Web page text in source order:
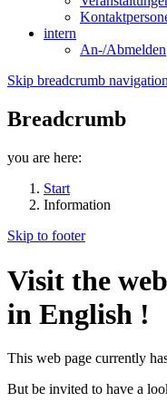
intern
An-/Abmelden
Skip breadcrumb
Breadcrumb
you are here:
Start
Information
Skip to footer
Visit the
in English !
This web page currently
But be invited to have a